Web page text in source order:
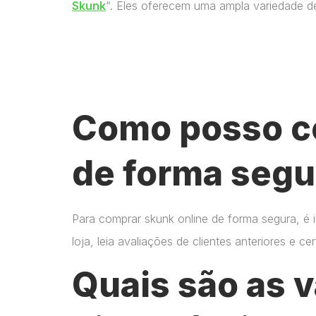
Skunk“. Eles oferecem uma ampla variedade
Como posso
de forma
Para comprar skunk online de forma segura,
loja, leia avaliações de clientes anteriores e
Quais são as